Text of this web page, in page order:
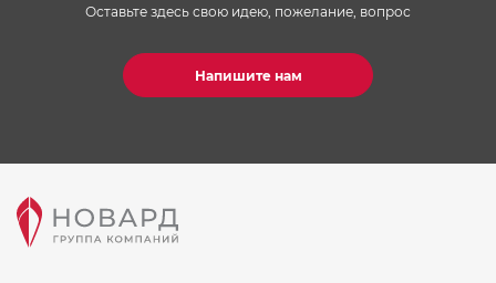
Оставьте здесь свою идею, пожелание, вопрос
Напишите нам